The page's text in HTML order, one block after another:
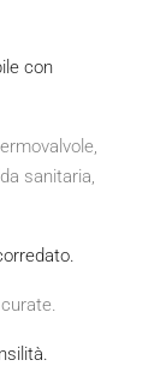
con
sanitaria,